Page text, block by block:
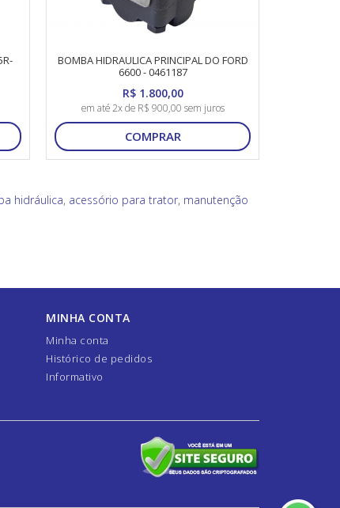
BOMBA HIDRAULICA PRINCIPAL DO FORD
6600 - 0461187
R$ 1.800,00
em até 2x de R$ 900,00 sem juros
COMPRAR
hidráulica, acessório para trator, manutenção
MINHA CONTA
Minha conta
Histórico de pedidos
Informativo